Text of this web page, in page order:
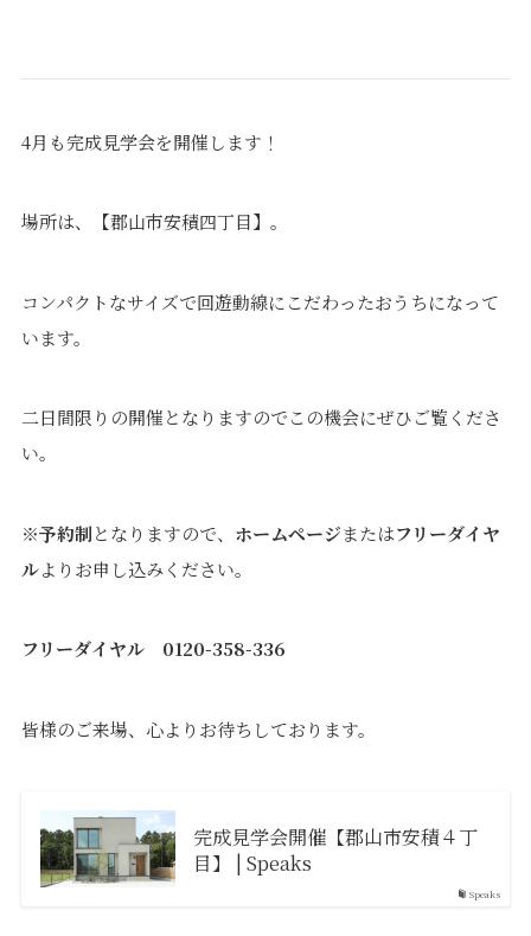
4月も完成見学会を開催します！
場所は、【郡山市安積四丁目】。
コンパクトなサイズで回遊動線にこだわったおうちになって
います。
二日間限りの開催となりますのでこの機会にぜひご覧くださ
い。
※予約制となりますので、 ホームページまたはフリーダイヤ
ルよりお申し込みください。
フリーダイヤル 0120-358-336
皆様のご来場、心よりお待ちしております。
Speaks
完成見学会開催【郡山市安積４丁
目】 | Speaks